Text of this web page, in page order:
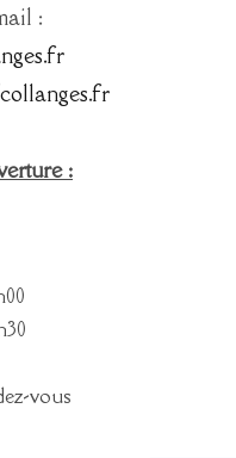
:
:
vous